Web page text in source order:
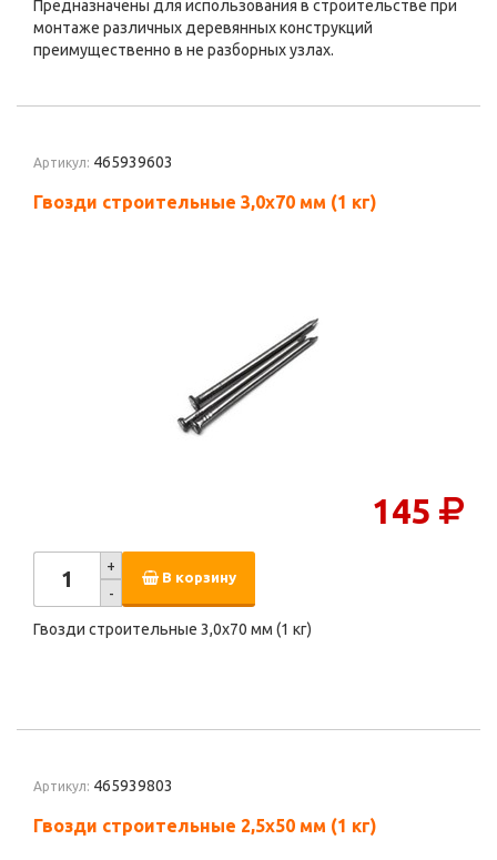
Предназначены для использования в строительстве при
монтаже различных деревянных конструкций
преимущественно в не разборных узлах.
Артикул: 465939603
Гвозди строительные 3,0х70 мм (1 кг)
145
+
-
В корзину
Гвозди строительные 3,0х70 мм (1 кг)
Артикул: 465939803
Гвозди строительные 2,5х50 мм (1 кг)